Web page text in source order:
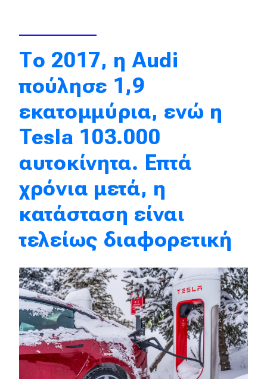
Αγώνες
Formula 1
Motorsport
Eco
Νέα
Τεχνολογία
Mobility
Σταθμοί φόρτισης
Classic
Νέα
Παρουσιάσεις
Το 2017, η Audi
πούλησε 1,9
εκατομμύρια, ενώ η
Tesla 103.000
αυτοκίνητα. Επτά
χρόνια μετά, η
κατάσταση είναι
τελείως διαφορετική